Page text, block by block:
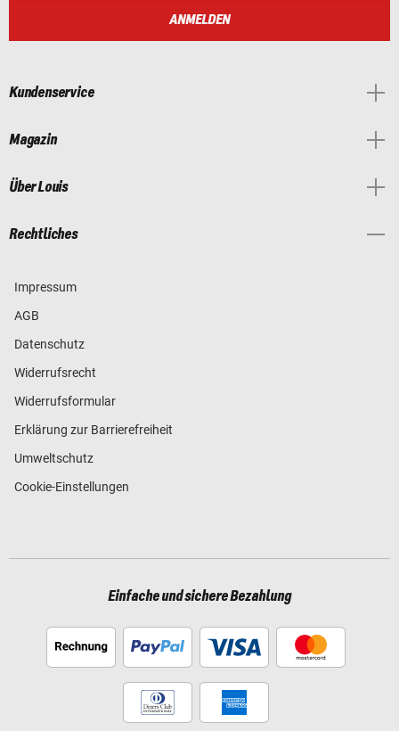
ANMELDEN
Kundenservice
Magazin
Über Louis
Rechtliches
Impressum
AGB
Datenschutz
Widerrufsrecht
Widerrufsformular
Erklärung zur Barrierefreiheit
Umweltschutz
Cookie-Einstellungen
Einfache und sichere Bezahlung